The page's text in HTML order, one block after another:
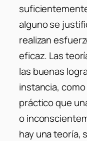
alguno se
realizan
eficaz. Las
las buenas
instancia, como
práctico que
o
hay una teoría,